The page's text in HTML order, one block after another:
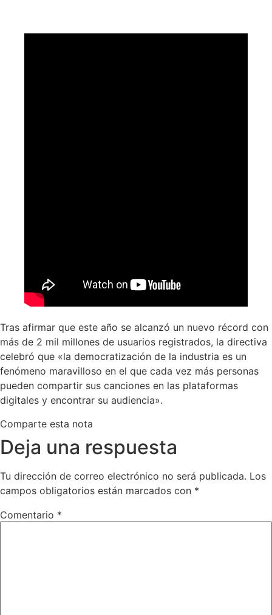
Tras afirmar que este año se alcanzó un nuevo récord con
más de 2 mil millones de usuarios registrados, la directiva
celebró que «la democratización de la industria es un
fenómeno maravilloso en el que cada vez más personas
pueden compartir sus canciones en las plataformas
digitales y encontrar su audiencia».
Comparte esta nota
Deja una respuesta
Tu dirección de correo electrónico no será publicada. Los
campos obligatorios están marcados con *
Comentario *